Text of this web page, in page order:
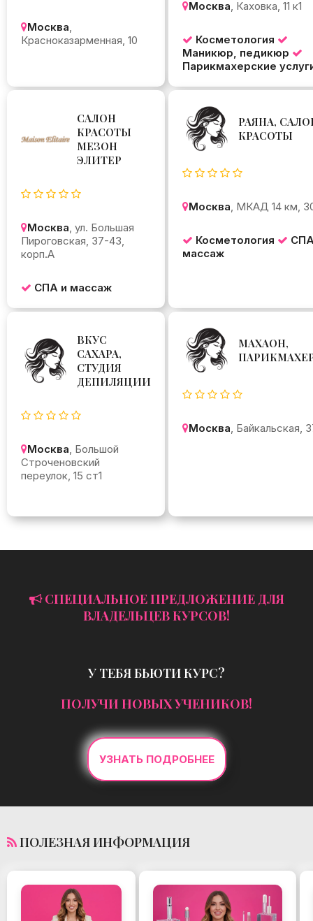
Москва,
Красноказарменная, 10
Москва, Каховка, 11 к1
Косметология
Маникюр, педикюр
Парикмахерские
САЛОН
КРАСОТЫ
МЕЗОН
ЭЛИТЕР
Москва, ул. Большая
Пироговская, 37-43,
корп.А
СПА и массаж
РАЯНА,
КРАСОТЫ
Москва, МКАД 14 км,
Косметология
массаж
ВКУС
САХАРА,
СТУДИЯ
ДЕПИЛЯЦИИ
Москва, Большой
Строченовский
переулок, 15 ст1
МАХАОН,
Москва, Байкальская,
СПЕЦИАЛЬНОЕ ПРЕДЛОЖЕНИЕ ДЛЯ
ВЛАДЕЛЬЦЕВ КУРСОВ!
У ТЕБЯ БЬЮТИ КУРС?
ПОЛУЧИ НОВЫХ УЧЕНИКОВ!
УЗНАТЬ ПОДРОБНЕЕ
ПОЛЕЗНАЯ ИНФОРМАЦИЯ